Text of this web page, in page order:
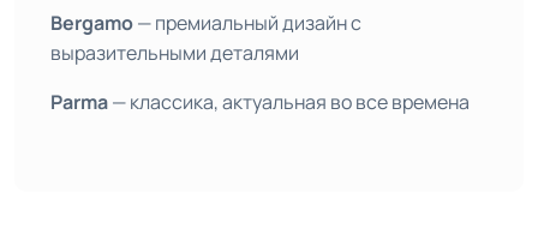
Bergamo— премиальный дизайн с
выразительными деталями
Parma— классика, актуальная во все времена